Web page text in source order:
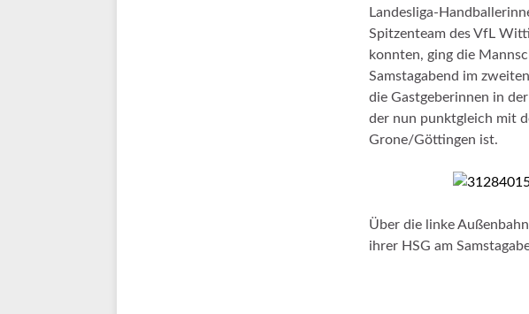
Landesliga-
Spitzenteam des VfL
konnten, ging die
Samstagabend im
die Gastgeberinnen in
der nun punktgleich mit
Grone/Göttingen ist.
Über die linke
ihrer HSG am